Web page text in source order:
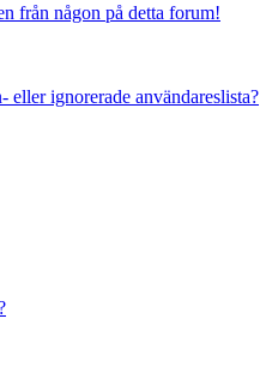
från någon på detta forum!
ignorerade användareslista?